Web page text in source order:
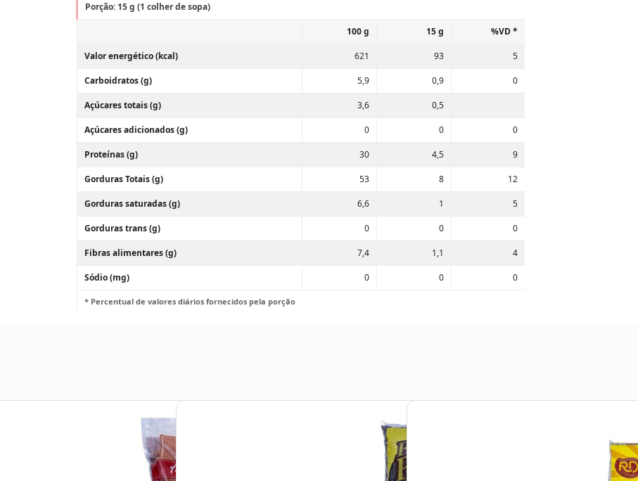
Porção: 15 g (1 colher de sopa)
100 g 15 g %VD *
Valor energético (kcal) 621 93 5
Carboidratos (g) 5,9 0,9 0
Açúcares totais (g) 3,6 0,5
Açúcares adicionados (g) 0 0 0
Proteínas (g) 30 4,5 9
Gorduras Totais (g) 53 8 12
Gorduras saturadas (g) 6,6 1 5
Gorduras trans (g) 0 0 0
Fibras alimentares (g) 7,4 1,1 4
Sódio (mg) 0 0 0
* Percentual de valores diários fornecidos pela porção